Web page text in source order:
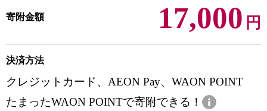
寄附金額 17,000 円
決済方法
クレジットカード、AEON Pay、WAON POINT
たまったWAON POINTで寄附できる！